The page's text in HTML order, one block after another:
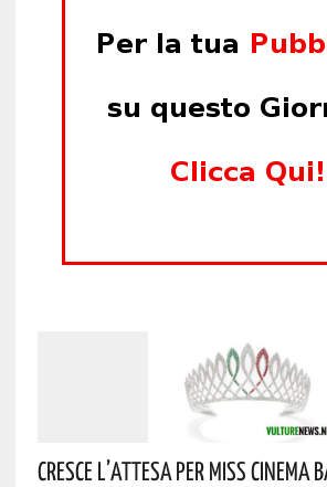
Cresce L’attesa Per Miss Cinema